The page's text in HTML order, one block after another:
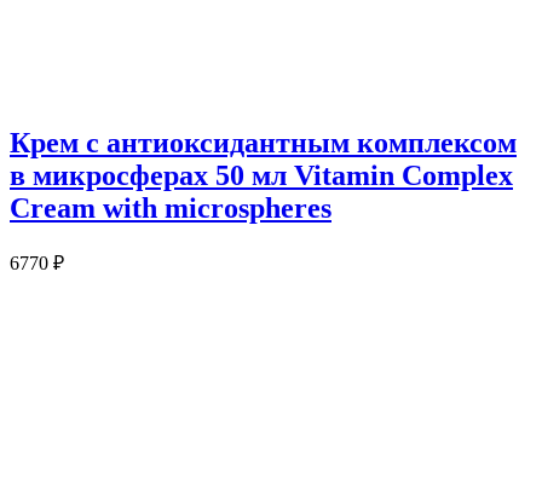
Крем с антиоксидантным комплексом
в микросферах 50 мл Vitamin Complex
Cream with microspheres
6770 ₽